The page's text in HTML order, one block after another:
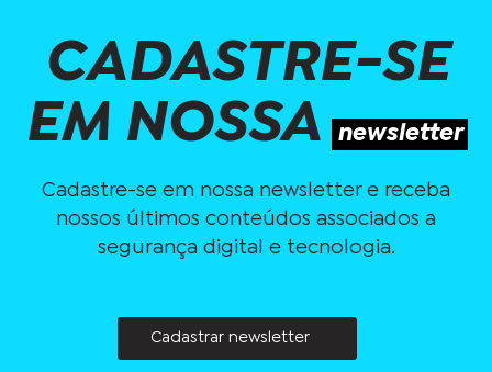
CADASTRE-SE
EM NOSSA newsletter
Cadastre-se em nossa newsletter e receba
nossos últimos conteúdos associados a
segurança digital e tecnologia.
Cadastrar newsletter